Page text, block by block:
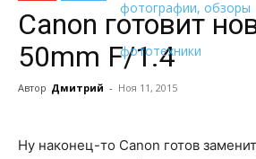
Canon готовит
50mm F/1.4
Автор Дмитрий - Ноя 11, 2015
Ну наконец-то Canon готов